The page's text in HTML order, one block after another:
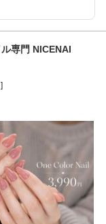
専門 NICENAI